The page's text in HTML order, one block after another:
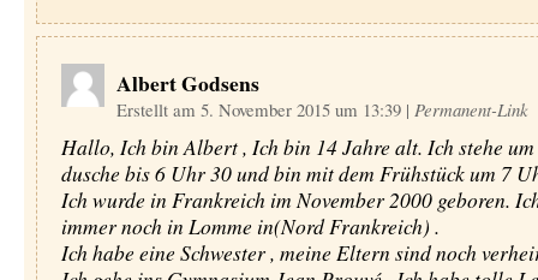
Albert Godsens
Erstellt am 5. November 2015 um 13:39 | Permanent-Link
Hallo, Ich bin Albert , Ich bin 14 Jahre alt. Ich stehe
dusche bis 6 Uhr 30 und bin mit dem Frühstück um 7
Ich wurde in Frankreich im November 2000 geboren.
immer noch in Lomme in(Nord Frankreich) .
Ich habe eine Schwester , meine Eltern sind noch